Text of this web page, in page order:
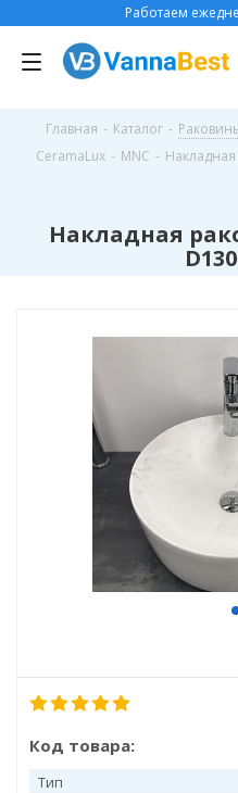
Работаем
Главная - Каталог -
CeramaLux - MNC -
Накладная
Код товара:
Тип